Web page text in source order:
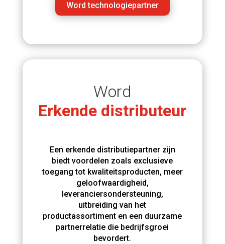
Word technologiepartner
Word
Erkende distributeur
Een erkende distributiepartner zijn
biedt voordelen zoals exclusieve
toegang tot kwaliteitsproducten, meer
geloofwaardigheid,
leveranciersondersteuning,
uitbreiding van het
productassortiment en een duurzame
partnerrelatie die bedrijfsgroei
bevordert.